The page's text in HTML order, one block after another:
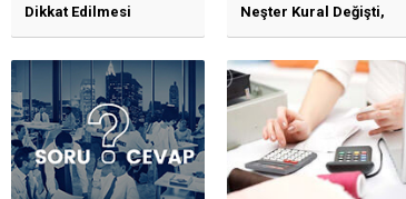
Dikkat Edilmesi
Gereken Özet Başlıklar
Neşter Kural Değişti,
SPK’dan Kritik Hamle
Haberlerine Sermaye
Piyasası Kurulundan
Yalanlama Ve Yerinde
Bir Açıklama Geldi